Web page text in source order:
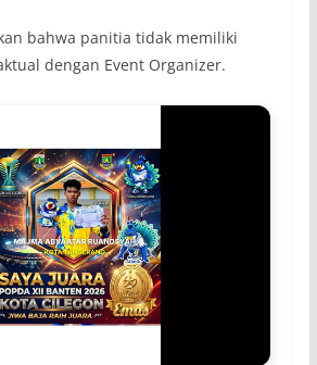
bahwa panitia tidak memiliki
dengan Event Organizer.